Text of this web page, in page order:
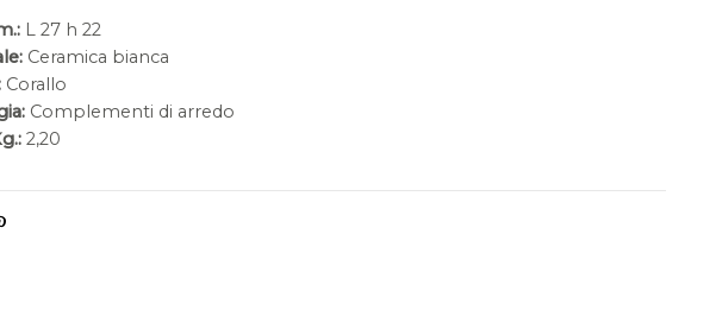
L 27 h 22
Ceramica bianca
Corallo
Complementi di arredo
2,20